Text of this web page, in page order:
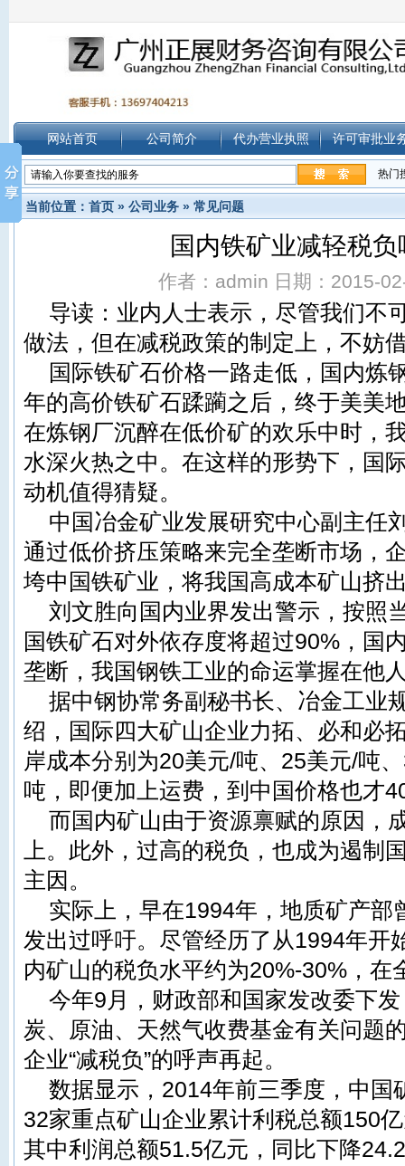
网站首页 公司简介 代办营业执照 许可审批业
热门
当前位置： 首页 » 公司业务 » 常见问题
国内铁矿业减轻税
作者：admin 日期：2015-
导读：业内人士表示，尽管我们不
做法，但在减税政策的制定上，不妨
国际铁矿石价格一路走低，国内炼
年的高价铁矿石蹂躏之后，终于美美
在炼钢厂沉醉在低价矿的欢乐中时，
水深火热之中。在这样的形势下，国
动机值得猜疑。
中国冶金矿业发展研究中心副主任
通过低价挤压策略来完全垄断市场，
垮中国铁矿业，将我国高成本矿山挤
刘文胜向国内业界发出警示，按照
国铁矿石对外依存度将超过90%，国
垄断，我国钢铁工业的命运掌握在他
据中钢协常务副秘书长、冶金工业
绍，国际四大矿山企业力拓、必和必
岸成本分别为20美元/吨、25美元/吨
吨，即便加上运费，到中国价格也才
而国内矿山由于资源禀赋的原因，
上。此外，过高的税负，也成为遏制
主因。
实际上，早在1994年，地质矿产部
发出过呼吁。尽管经历了从1994年开
内矿山的税负水平约为20%-30%，在
今年9月，财政部和国家发改委下
炭、原油、天然气收费基金有关问题
企业“减税负”的呼声再起。
数据显示，2014年前三季度，中国
32家重点矿山企业累计利税总额150
其中利润总额51.5亿元，同比下降